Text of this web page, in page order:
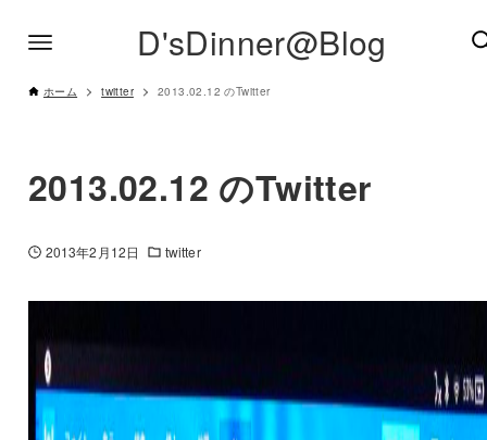
D'sDinner@Blog
ホーム twitter 2013.02.12 のTwitter
2013.02.12 のTwitter
2013年2月12日 twitter